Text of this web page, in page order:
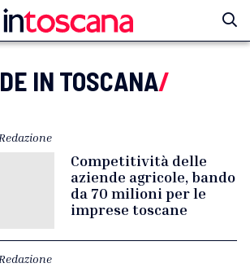
IN TOSCANA/
Redazione
Competitività delle
aziende agricole, bando
da 70 milioni per le
imprese toscane
Redazione